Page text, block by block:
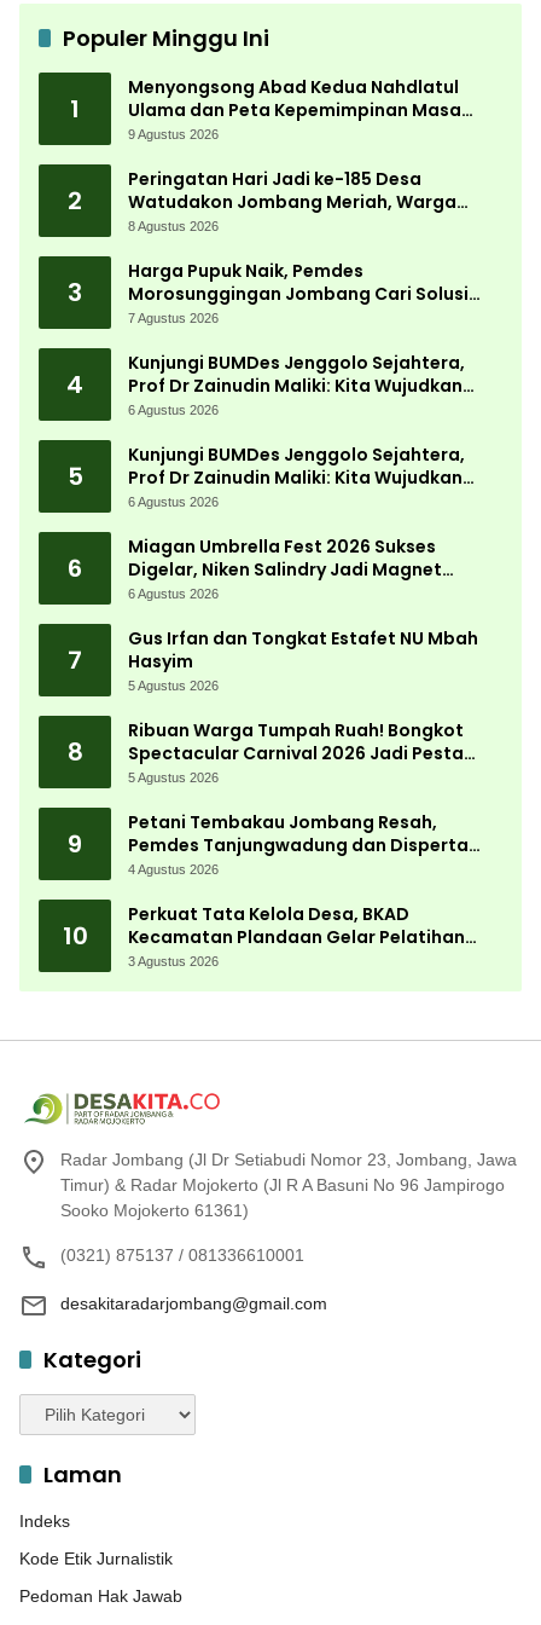
Populer Minggu Ini
1
Menyongsong Abad Kedua Nahdlatul
Ulama dan Peta Kepemimpinan Masa
Depan Pasca Muktamar ke-35
9 Agustus 2026
2
Peringatan Hari Jadi ke-185 Desa
Watudakon Jombang Meriah, Warga
Tumpek Blek Padati Karnaval Budaya
8 Agustus 2026
3
Harga Pupuk Naik, Pemdes
Morosunggingan Jombang Cari Solusi
Lewat Kajian Akademik
7 Agustus 2026
4
Kunjungi BUMDes Jenggolo Sejahtera,
Prof Dr Zainudin Maliki: Kita Wujudkan
Kemandirian Ekonomi dengan Potensi
6 Agustus 2026
5
Kunjungi BUMDes Jenggolo Sejahtera,
Prof Dr Zainudin Maliki: Kita Wujudkan
Kemandirian Ekonomi dengan Potensi
6 Agustus 2026
6
Miagan Umbrella Fest 2026 Sukses
Digelar, Niken Salindry Jadi Magnet
Ribuan Pengunjung
6 Agustus 2026
7
Gus Irfan dan Tongkat Estafet NU Mbah
Hasyim
5 Agustus 2026
8
Ribuan Warga Tumpah Ruah! Bongkot
Spectacular Carnival 2026 Jadi Pesta
Kemerdekaan Terbesar di Peterongan
5 Agustus 2026
9
Petani Tembakau Jombang Resah,
Pemdes Tanjungwadung dan Disperta
Bergerak Cepat
4 Agustus 2026
10
Perkuat Tata Kelola Desa, BKAD
Kecamatan Plandaan Gelar Pelatihan
Aparatur Pemdes
3 Agustus 2026
Radar Jombang (Jl Dr Setiabudi Nomor 23, Jombang, Jawa
Timur) & Radar Mojokerto (Jl R A Basuni No 96 Jampirogo
Sooko Mojokerto 61361)
(0321) 875137 / 081336610001
desakitaradarjombang@gmail.com
Kategori
Kategori
Laman
Indeks
Kode Etik Jurnalistik
Pedoman Hak Jawab